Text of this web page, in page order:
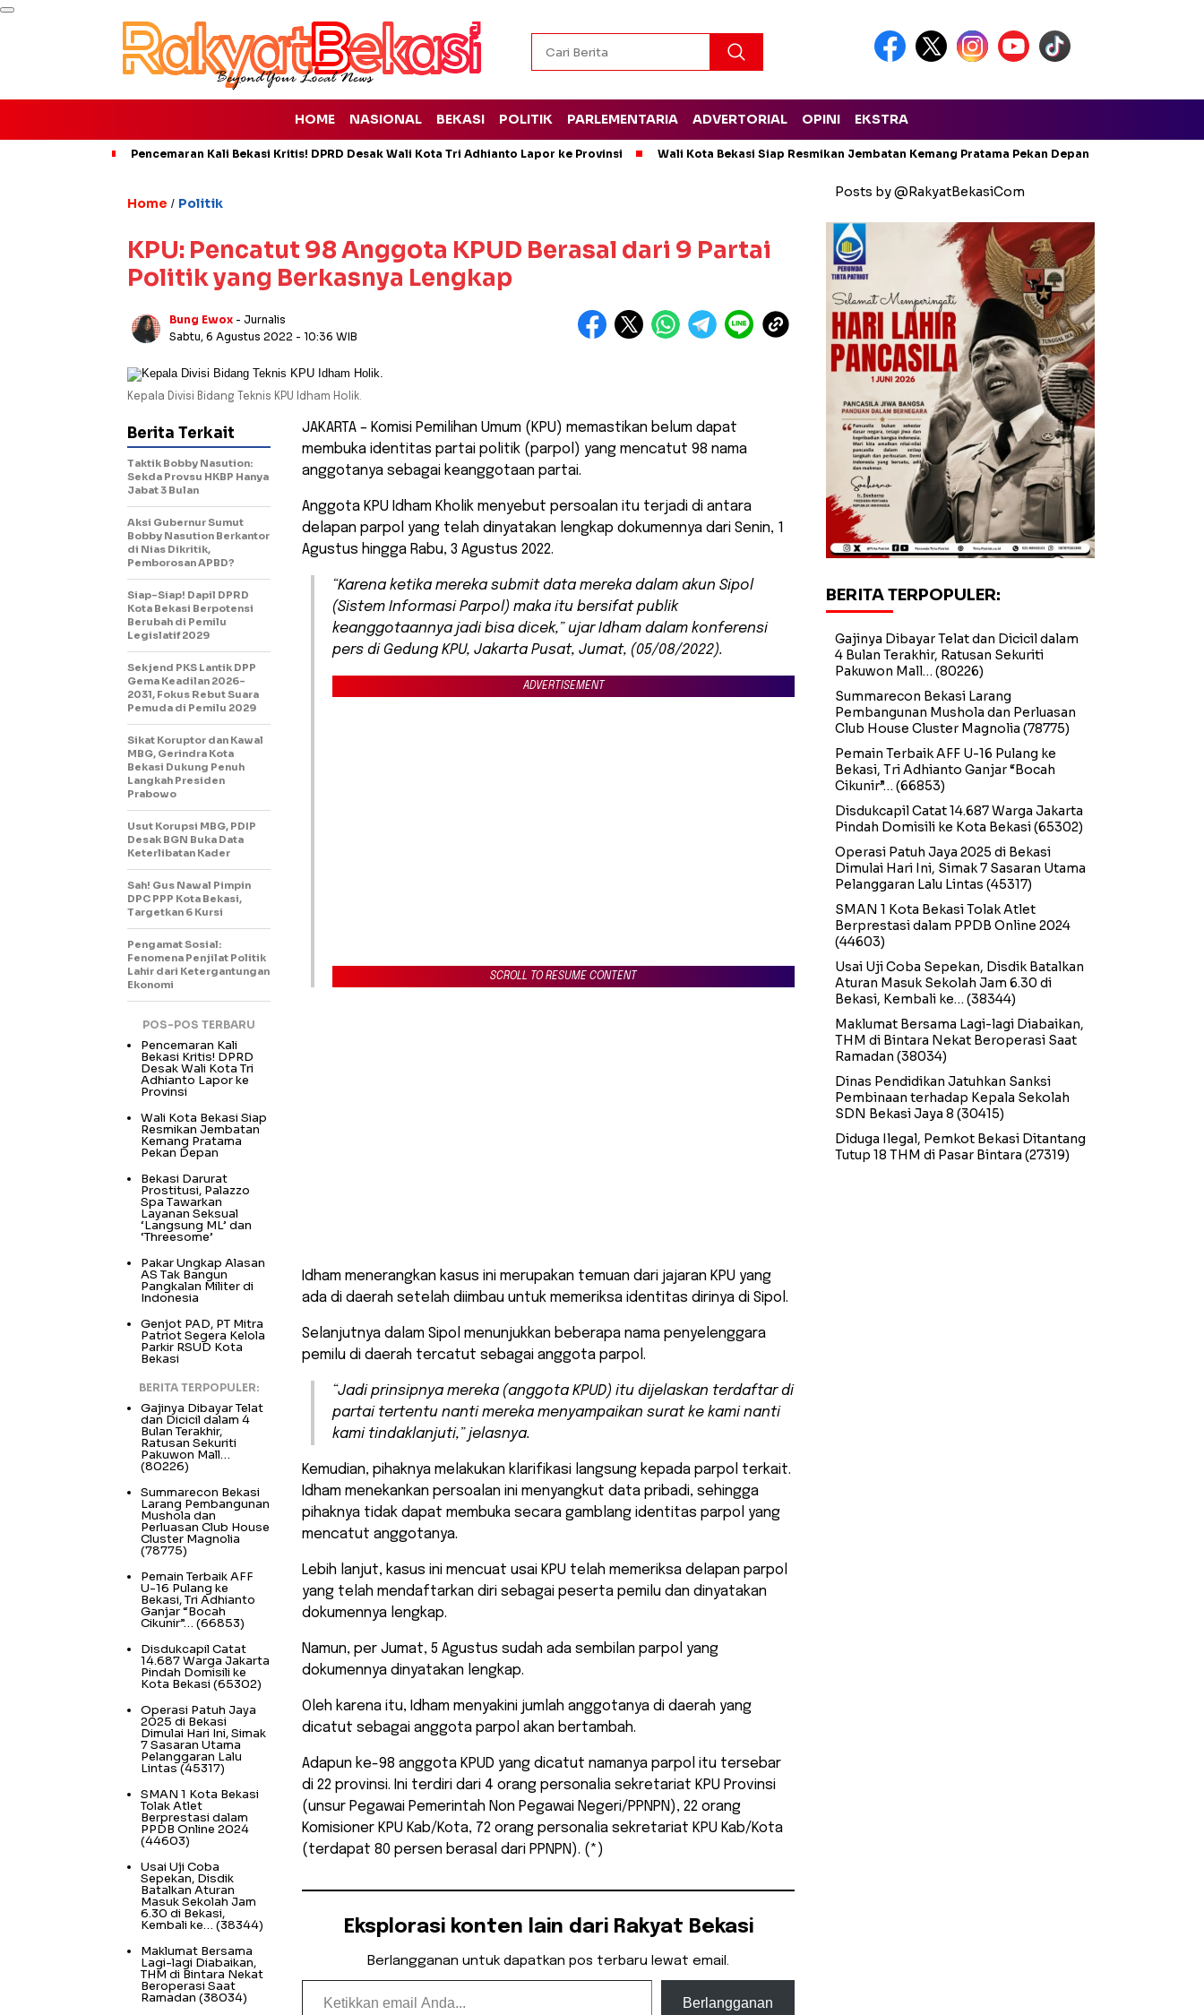
HOME NASIONAL BEKASI POLITIK PARLEMENTARIA ADVERTORIAL OPINI EKSTRA
Pencemaran Kali Bekasi Kritis! DPRD Desak Wali Kota Tri Adhianto Lapor ke Provinsi Wali Kota Bekasi Siap Resmikan Jembatan Kemang Pratama Pekan Depan
Home / Politik
KPU: Pencatut 98 Anggota KPUD Berasal dari 9 Partai
Politik yang Berkasnya Lengkap
Bung Ewox - Jurnalis
Sabtu, 6 Agustus 2022 - 10:36 WIB
Kepala Divisi Bidang Teknis KPU Idham Holik.
JAKARTA – Komisi Pemilihan Umum (KPU) memastikan belum dapat
membuka identitas partai politik (parpol) yang mencatut 98 nama
anggotanya sebagai keanggotaan partai.
Anggota KPU Idham Kholik menyebut persoalan itu terjadi di antara
delapan parpol yang telah dinyatakan lengkap dokumennya dari Senin, 1
Agustus hingga Rabu, 3 Agustus 2022.
“Karena ketika mereka submitdata mereka dalam akun Sipol
(Sistem Informasi Parpol) maka itu bersifat publik
keanggotaannya jadi bisa dicek,” ujar Idham dalam konferensi
pers di Gedung KPU, Jakarta Pusat, Jumat, (05/08/2022).
ADVERTISEMENT
SCROLL TO RESUME CONTENT
Idham menerangkan kasus ini merupakan temuan dari jajaran KPU yang
ada di daerah setelah diimbau untuk memeriksa identitas dirinya di Sipol.
Selanjutnya dalam Sipol menunjukkan beberapa nama penyelenggara
pemilu di daerah tercatut sebagai anggota parpol.
“Jadi prinsipnya mereka (anggota KPUD) itu dijelaskan terdaftar di
partai tertentu nanti mereka menyampaikan surat ke kami nanti
kami tindaklanjuti,” jelasnya.
Kemudian, pihaknya melakukan klarifikasi langsung kepada parpol terkait.
Idham menekankan persoalan ini menyangkut data pribadi, sehingga
pihaknya tidak dapat membuka secara gamblang identitas parpol yang
mencatut anggotanya.
Lebih lanjut, kasus ini mencuat usai KPU telah memeriksa delapan parpol
yang telah mendaftarkan diri sebagai peserta pemilu dan dinyatakan
dokumennya lengkap.
Namun, per Jumat, 5 Agustus sudah ada sembilan parpol yang
dokumennya dinyatakan lengkap.
Oleh karena itu, Idham menyakini jumlah anggotanya di daerah yang
dicatut sebagai anggota parpol akan bertambah.
Adapun ke-98 anggota KPUD yang dicatut namanya parpol itu tersebar
di 22 provinsi. Ini terdiri dari 4 orang personalia sekretariat KPU Provinsi
(unsur Pegawai Pemerintah Non Pegawai Negeri/PPNPN), 22 orang
Komisioner KPU Kab/Kota, 72 orang personalia sekretariat KPU Kab/Kota
(terdapat 80 persen berasal dari PPNPN). (*)
Eksplorasi konten lain dari Rakyat Bekasi
Berlangganan untuk dapatkan pos terbaru lewat email.
Ketikkan email Anda...
Berlangganan
Berita Terkait
Taktik Bobby Nasution:
Sekda Provsu HKBP Hanya
Jabat 3 Bulan
Aksi Gubernur Sumut
Bobby Nasution Berkantor
di Nias Dikritik,
Pemborosan APBD?
Siap-Siap! Dapil DPRD
Kota Bekasi Berpotensi
Berubah di Pemilu
Legislatif 2029
Sekjend PKS Lantik DPP
Gema Keadilan 2026-
2031, Fokus Rebut Suara
Pemuda di Pemilu 2029
Sikat Koruptor dan Kawal
MBG, Gerindra Kota
Bekasi Dukung Penuh
Langkah Presiden
Prabowo
Usut Korupsi MBG, PDIP
Desak BGN Buka Data
Keterlibatan Kader
Sah! Gus Nawal Pimpin
DPC PPP Kota Bekasi,
Targetkan 6 Kursi
Pengamat Sosial:
Fenomena Penjilat Politik
Lahir dari Ketergantungan
Ekonomi
POS-POS TERBARU
Pencemaran Kali
Bekasi Kritis! DPRD
Desak Wali Kota Tri
Adhianto Lapor ke
Provinsi
Wali Kota Bekasi Siap
Resmikan Jembatan
Kemang Pratama
Pekan Depan
Bekasi Darurat
Prostitusi, Palazzo
Spa Tawarkan
Layanan Seksual
‘Langsung ML’ dan
‘Threesome’
Pakar Ungkap Alasan
AS Tak Bangun
Pangkalan Militer di
Indonesia
Genjot PAD, PT Mitra
Patriot Segera Kelola
Parkir RSUD Kota
Bekasi
BERITA TERPOPULER:
Gajinya Dibayar Telat
dan Dicicil dalam 4
Bulan Terakhir,
Ratusan Sekuriti
Pakuwon Mall…
(80226)
Summarecon Bekasi
Larang Pembangunan
Mushola dan
Perluasan Club House
Cluster Magnolia
(78775)
Pemain Terbaik AFF
U-16 Pulang ke
Bekasi, Tri Adhianto
Ganjar “Bocah
Cikunir”… (66853)
Disdukcapil Catat
14.687 Warga Jakarta
Pindah Domisili ke
Kota Bekasi (65302)
Operasi Patuh Jaya
2025 di Bekasi
Dimulai Hari Ini, Simak
7 Sasaran Utama
Pelanggaran Lalu
Lintas(45317)
SMAN 1 Kota Bekasi
Tolak Atlet
Berprestasi dalam
PPDB Online 2024
(44603)
Usai Uji Coba
Sepekan, Disdik
Batalkan Aturan
Masuk Sekolah Jam
6.30 di Bekasi,
Kembali ke… (38344)
Maklumat Bersama
Lagi-lagi Diabaikan,
THM di Bintara Nekat
Beroperasi Saat
Ramadan (38034)
Posts by @RakyatBekasiCom
BERITA TERPOPULER:
Gajinya Dibayar Telat dan Dicicil dalam
4 Bulan Terakhir, Ratusan Sekuriti
Pakuwon Mall… (80226)
Summarecon Bekasi Larang
Pembangunan Mushola dan Perluasan
Club House Cluster Magnolia (78775)
Pemain Terbaik AFF U-16 Pulang ke
Bekasi, Tri Adhianto Ganjar “Bocah
Cikunir”… (66853)
Disdukcapil Catat 14.687 Warga Jakarta
Pindah Domisili ke Kota Bekasi(65302)
Operasi Patuh Jaya 2025 di Bekasi
Dimulai Hari Ini, Simak 7 Sasaran Utama
Pelanggaran Lalu Lintas (45317)
SMAN 1 Kota Bekasi Tolak Atlet
Berprestasi dalam PPDB Online 2024
(44603)
Usai Uji Coba Sepekan, Disdik Batalkan
Aturan Masuk Sekolah Jam 6.30 di
Bekasi, Kembali ke… (38344)
Maklumat Bersama Lagi-lagi Diabaikan,
THM di Bintara Nekat Beroperasi Saat
Ramadan (38034)
Dinas Pendidikan Jatuhkan Sanksi
Pembinaan terhadap Kepala Sekolah
SDN Bekasi Jaya 8 (30415)
Diduga Ilegal, Pemkot Bekasi Ditantang
Tutup 18 THM di Pasar Bintara (27319)